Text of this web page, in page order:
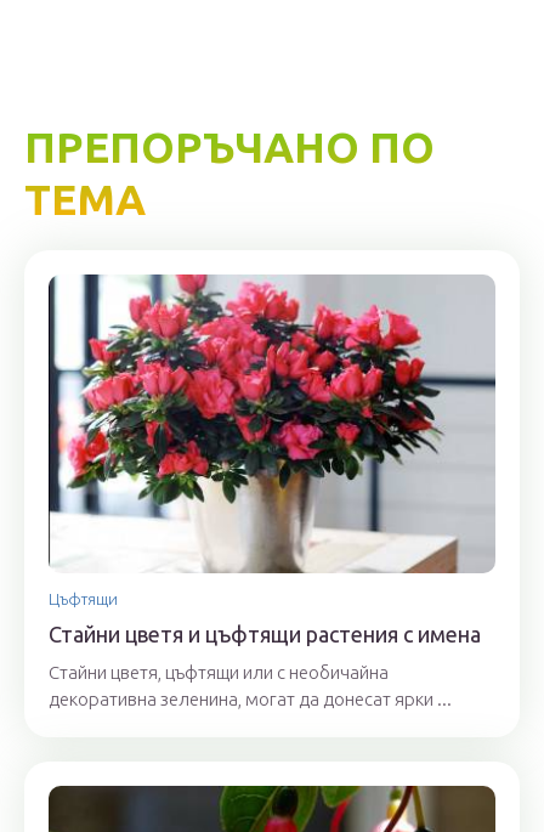
ПРЕПОРЪЧАНО ПО
ТЕМА
Цъфтящи
Стайни цветя и цъфтящи растения с имена
Стайни цветя, цъфтящи или с необичайна
декоративна зеленина, могат да донесат ярки ...